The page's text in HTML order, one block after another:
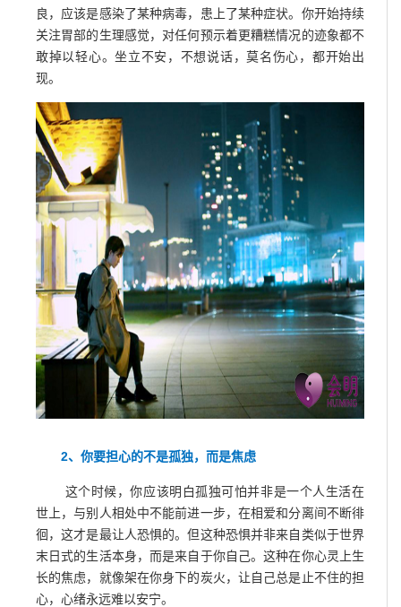
良，应该是感染了某种病毒，患上了某种症状。你开始持续
关注胃部的生理感觉，对任何预示着更糟糕情况的迹象都不
敢掉以轻心。坐立不安，不想说话，莫名伤心，都开始出
现。
2、你要担心的不是孤独，而是焦虑
这个时候，你应该明白孤独可怕并非是一个人生活在
世上，与别人相处中不能前进一步，在相爱和分离间不断徘
徊，这才是最让人恐惧的。但这种恐惧并非来自类似于世界
末日式的生活本身，而是来自于你自己。这种在你心灵上生
长的焦虑，就像架在你身下的炭火，让自己总是止不住的担
心，心绪永远难以安宁。